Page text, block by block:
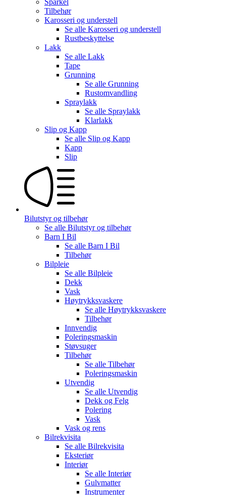
Tilbehør
Karosseri og understell
Se alle Karosseri og understell
Rustbeskyttelse
Lakk
Se alle Lakk
Tape
Grunning
Se alle Grunning
Rustomvandling
Spraylakk
Se alle Spraylakk
Klarlakk
Slip og Kapp
Se alle Slip og Kapp
Kapp
Slip
Bilutstyr og tilbehør
Se alle Bilutstyr og tilbehør
Barn I Bil
Se alle Barn I Bil
Tilbehør
Bilpleie
Se alle Bilpleie
Dekk
Vask
Høytrykksvaskere
Se alle Høytrykksvaskere
Tilbehør
Innvendig
Poleringsmaskin
Støvsuger
Tilbehør
Se alle Tilbehør
Poleringsmaskin
Utvendig
Se alle Utvendig
Dekk og Felg
Polering
Vask
Vask og rens
Bilrekvisita
Se alle Bilrekvisita
Eksteriør
Interiør
Se alle Interiør
Gulvmatter
Instrumenter